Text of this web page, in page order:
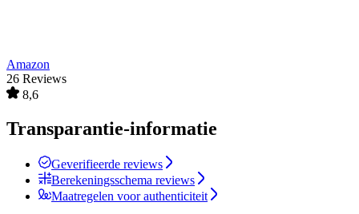
Amazon
26 Reviews
8,6
Transparantie-informatie
Geverifieerde reviews
Berekeningsschema reviews
Maatregelen voor authenticiteit